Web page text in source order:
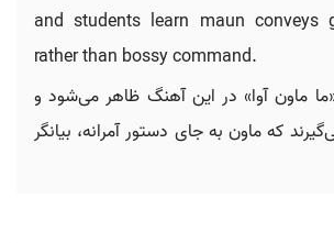
and students learn maun conveys
rather than bossy command.
ماون آوا» در این آهنگ ظاهر می‌شود و
که ماون به جای دستور آمرانه، بیانگر